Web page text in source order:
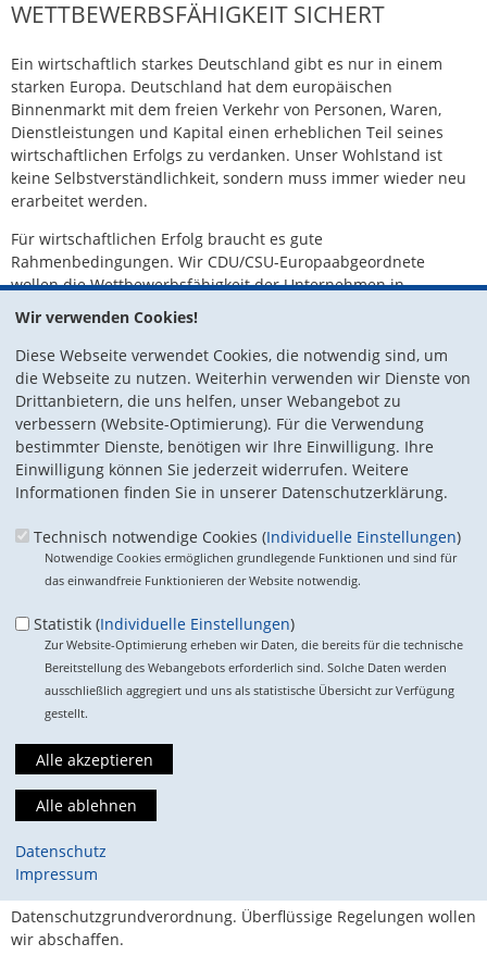
WETTBEWERBSFÄHIGKEIT SICHERT
Ein wirtschaftlich starkes Deutschland gibt es nur in einem
starken Europa. Deutschland hat dem europäischen
Binnenmarkt mit dem freien Verkehr von Personen, Waren,
Dienstleistungen und Kapital einen erheblichen Teil seines
wirtschaftlichen Erfolgs zu verdanken. Unser Wohlstand ist
keine Selbstverständlichkeit, sondern muss immer wieder neu
erarbeitet werden.
Für wirtschaftlichen Erfolg braucht es gute
Rahmenbedingungen. Wir CDU/CSU-Europaabgeordnete
wollen die Wettbewerbsfähigkeit der Unternehmen in
Deutschland und Europa durch eine kluge Standortpolitik
stärken. Wir setzen uns für eine stärkere Förderung von
Forschung, Innovationen und Digitalisierung ein. Wir wollen
den Freihandel stärken und den Europäischen Binnenmarkt
weiter vertiefen. Unser Ziel ist es, dass Deutschland und
Europa auch in den Zukunftstechnologien weltweit führend
sind.
CDU/CSU-Europaabgeordnete stehen zum Ziel eines
klimaneutralen Europas bis 2050. Aber statt auf Verbote setzen
wir auf Technologieoffenheit und marktbasierte Instrumente
Weiterverwertung von Abfällen und der zirkulären Nutzung
von Wasser und Wärme wollen wir vorantreiben. Wir stehen
zum Auto, unabhängig von der Antriebsart. Das
Verbrennerverbot wollen wir wieder abschaffen.
Unternehmen entlasten, Bürokratie abbauen.
Belastungsstopp für neue und laufende EU-
Gesetzgebungsvorhaben wollen wir die Überregulierung der
Wirtschaft beenden. Für jede neue belastende Regelung
müssen zwei alte abgeschafft werden. Dringend nötig ist ein
Datenschutzgrundverordnung. Überflüssige Regelungen wollen
wir abschaffen.
Wir verwenden Cookies!
Diese Webseite verwendet Cookies, die notwendig sind, um
die Webseite zu nutzen. Weiterhin verwenden wir Dienste von
Drittanbietern, die uns helfen, unser Webangebot zu
verbessern (Website-Optimierung). Für die Verwendung
bestimmter Dienste, benötigen wir Ihre Einwilligung. Ihre
Einwilligung können Sie jederzeit widerrufen. Weitere
Informationen finden Sie in unserer Datenschutzerklärung.
Technisch notwendige Cookies (Individuelle Einstellungen)
Notwendige Cookies ermöglichen grundlegende Funktionen und sind für
das einwandfreie Funktionieren der Website notwendig.
Statistik (Individuelle Einstellungen)
Zur Website-Optimierung erheben wir Daten, die bereits für die technische
Bereitstellung des Webangebots erforderlich sind. Solche Daten werden
ausschließlich aggregiert und uns als statistische Übersicht zur Verfügung
gestellt.
Datenschutz
Impressum